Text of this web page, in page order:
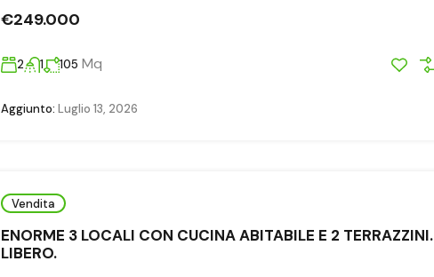
€249.000
2 1 105 Mq
Aggiunto: Luglio 13, 2026
Vendita
ENORME 3 LOCALI CON CUCINA ABITABILE E 2 TERRAZZINI.
LIBERO.